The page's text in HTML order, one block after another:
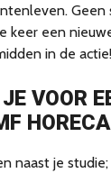
Geen
keer een
in de actie!
VOOR
HORECA
naast je studie;